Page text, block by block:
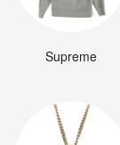
Supreme